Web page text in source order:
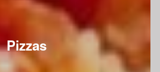
Pizzas